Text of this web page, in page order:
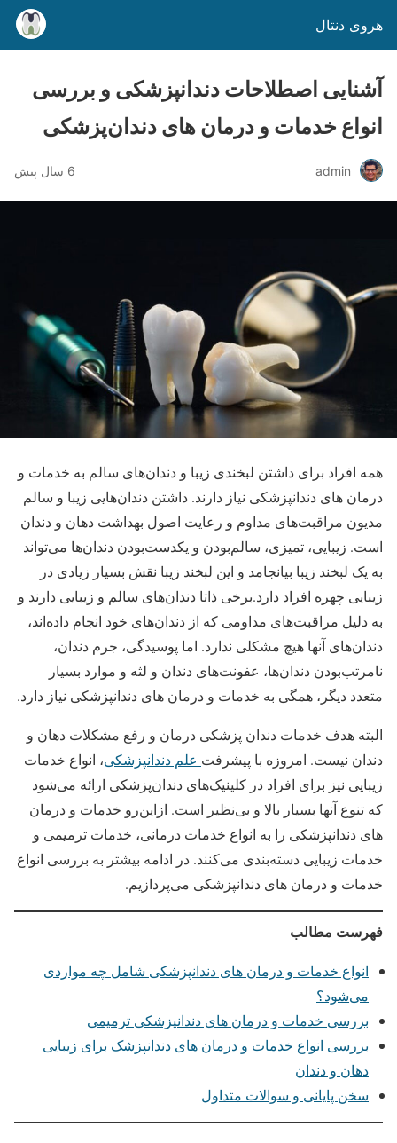
هروی دنتال
آشنایی اصطلاحات دندانپزشکی و بررسی
انواع خدمات و درمان های دندان‌پزشکی
admin 6 سال پیش
همه افراد برای داشتن لبخندی زیبا و دندان‌های سالم به خدمات و
درمان‌ های دندانپزشکی نیاز دارند. داشتن دندان‌هایی زیبا و سالم
مدیون مراقبت‌های مداوم و رعایت اصول بهداشت دهان و دندان
است. زیبایی، تمیزی، سالم‌بودن و یکدست‌بودن دندان‌ها می‌تواند
به یک لبخند زیبا بیانجامد و این لبخند زیبا نقش بسیار زیادی در
زیبایی چهره افراد دارد.برخی ذاتا دندان‌های سالم و زیبایی دارند و
به دلیل مراقبت‌های مداومی که از دندان‌های خود انجام داده‌اند،
دندان‌های آنها هیچ مشکلی ندارد. اما پوسیدگی، جرم دندان،
نامرتب‌بودن دندان‌ها، عفونت‌های دندان و لثه و موارد بسیار
متعدد دیگر، همگی به خدمات و درمان‌ های دندانپزشکی نیاز دارد.
البته هدف خدمات دندان پزشکی درمان و رفع مشکلات دهان و
دندان نیست. امروزه با پیشرفت علم دندانپزشکی، انواع خدمات
زیبایی نیز برای افراد در کلینیک‌های دندان‌پزشکی ارائه می‌شود
که تنوع آنها بسیار بالا و بی‌نظیر است. ازاین‌رو خدمات و درمان‌
های دندانپزشکی را به انواع خدمات درمانی، خدمات ترمیمی و
خدمات زیبایی دسته‌بندی می‌کنند. در ادامه بیشتر به بررسی انواع
خدمات و درمان‌ های دندانپزشکی می‌پردازیم.
فهرست مطالب
انواع خدمات و درمان‌ های دندانپزشکی شامل چه مواردی
می‌شود؟
بررسی خدمات و درمان های دندانپزشکی ترمیمی
بررسی انواع خدمات و درمان های دندانپزشک برای زیبایی
دهان و دندان
سخن پایانی و سوالات متداول